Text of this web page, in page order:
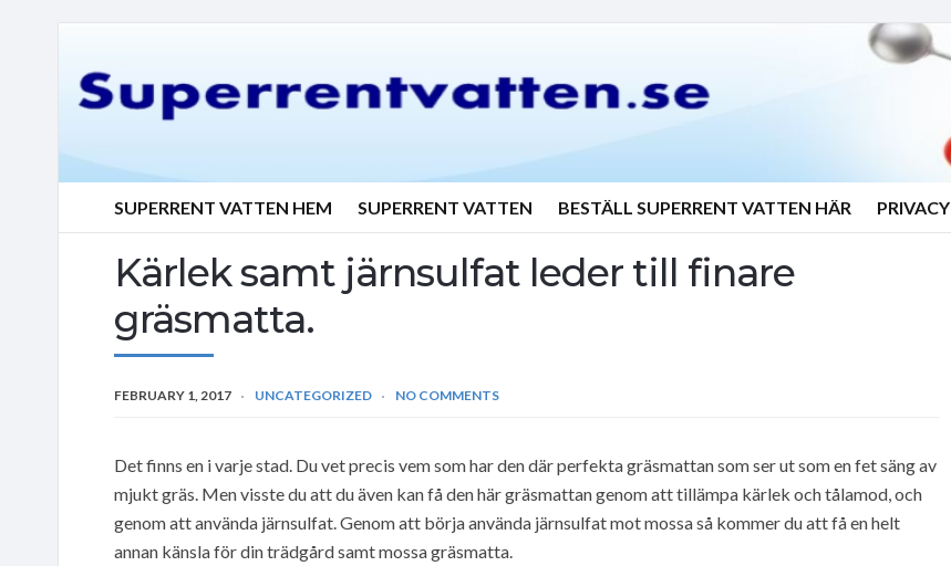
SUPERRENT VATTEN HEM SUPERRENT VATTEN BESTÄLL SUPERRENT VATTEN HÄR PRIVACY
Kärlek samt järnsulfat leder till finare
gräsmatta.
FEBRUARY 1, 2017 UNCATEGORIZED NO COMMENTS
Det finns en i varje stad. Du vet precis vem som har den där perfekta gräsmattan som ser ut som en fet säng av
mjukt gräs. Men visste du att du även kan få den här gräsmattan genom att tillämpa kärlek och tålamod, och
genom att använda järnsulfat. Genom att börja använda järnsulfat mot mossa så kommer du att få en helt
annan känsla för din trädgård samt mossa gräsmatta.